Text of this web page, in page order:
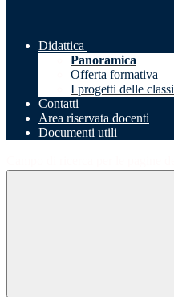
Didattica
Panoramica
Offerta formativa
I progetti delle classi
Contatti
Area riservata docenti
Documenti utili